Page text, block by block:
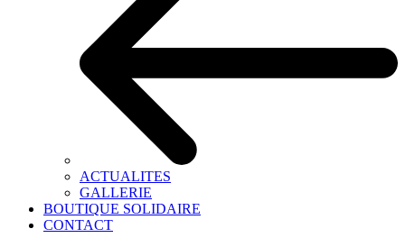
ACTUALITES
GALLERIE
BOUTIQUE SOLIDAIRE
CONTACT